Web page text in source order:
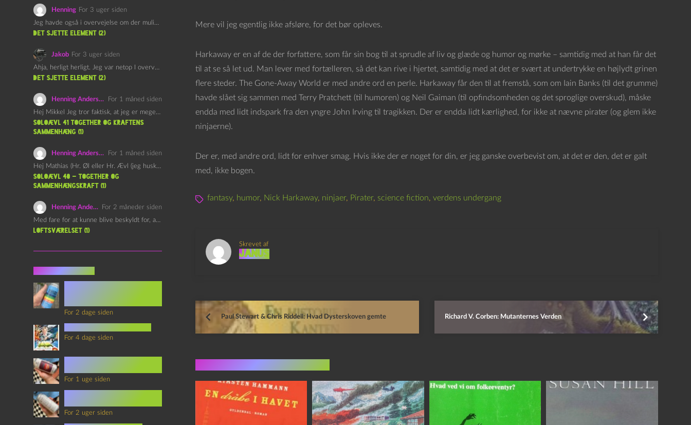
Mere vil jeg egentlig ikke afsløre, for det bør opleves.
Harkaway er en af de der forfattere, som får sin bog til at sprudle af liv og glæde og humor og mørke – samtidig med at han får det
til at se så let ud. Man lever med fortælleren, så det kan rive i hjertet, samtidig med at det er svært at undertrykke en højlydt grinen
flere steder. The Gone-Away World er med andre ord en perle. Harkaway får den til at fremstå, som om Iain Banks (til det grumme)
havde slået sig sammen med Terry Pratchett (til humoren) og Neil Gaiman (til opfindsomheden og det sproglige overskud), måske
endda med lidt indspark fra den yngre John Irving til tragikken. Der er endda lidt kærlighed, for ikke at nævne pirater (og glem ikke
ninjaerne).
Der er, med andre ord, lidt for enhver smag. Hvis ikke der er noget for din, er jeg ganske overbevist om, at det er den, det er galt
med, ikke bogen.
fantasy, humor, Nick Harkaway, ninjaer, Pirater, science fiction, verdens undergang
Skrevet af
Janus
Paul Stewart & Chris Riddell: Hvad Dysterskoven gemte Richard V. Corben: Mutanternes Verden
Henning For 3 uger siden
Jeg havde også i overvejelse om der muligvis kunne være…
det sjette element (2)
Jakob For 3 uger siden
Ahja, herligt herligt. Jeg var netop I overvejelser om at…
det sjette element (2)
Henning Andersen
For 1 måned siden
Hej Mikkel Jeg tror faktisk, at jeg er meget enig…
Soloævl 41 Together og Kraftens
Sammenhæng (1)
Henning Andersen
For 1 måned siden
Hej Mathias (Hr. Øl eller Hr. Ævl (jeg husker ikke…
Soloævl 40 – Together og
sammenhængskraft (1)
Henning Andersen
For 2 måneder siden
Med fare for at kunne blive beskyldt for, at være…
Loftsværelset (1)
For 2 dage siden
For 4 dage siden
For 1 uge siden
For 2 uger siden